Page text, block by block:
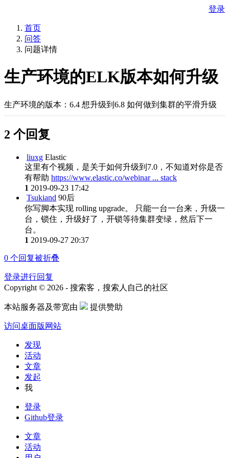
登录
首页
问答
问题详情
生产环境的ELK版本如何升级
生产环境的版本：6.4 想升级到6.8 如何做到集群的平滑升级
2 个回复
liuxg Elastic
这里有个视频，是关于如何升级到7.0，不知道对你是否
有帮助 https://www.elastic.co/webinar ... stack
1 2019-09-23 17:42
Tsukiand 90后
你写脚本实现 rolling upgrade。 只能一台一台来，升级一
台，锁住，升级好了，开锁等待集群变绿，然后下一
台。
1 2019-09-27 20:37
0 个回复被折叠
登录进行回复
Copyright © 2026 - 搜索客，搜索人自己的社区
本站服务器及带宽由 提供赞助
访问桌面版网站
发现
活动
文章
发起
我
登录
Github登录
文章
活动